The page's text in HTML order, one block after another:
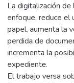
La digitalización
enfoque, reduce el
papel, aumenta la
perdida de
incrementa la
expediente.
El trabajo versa